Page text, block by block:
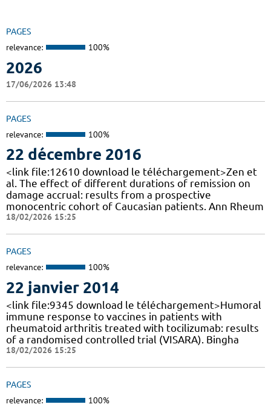
PAGES
relevance: 100%
2026
17/06/2026 13:48
PAGES
relevance: 100%
22 décembre 2016
<link file:12610 download le téléchargement>Zen et
al. The effect of different durations of remission on
damage accrual: results from a prospective
monocentric cohort of Caucasian patients. Ann Rheum
18/02/2026 15:25
PAGES
relevance: 100%
22 janvier 2014
<link file:9345 download le téléchargement>Humoral
immune response to vaccines in patients with
rheumatoid arthritis treated with tocilizumab: results
of a randomised controlled trial (VISARA). Bingha
18/02/2026 15:25
PAGES
relevance: 100%